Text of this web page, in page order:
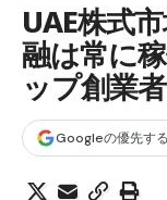
UAE株式
融は常に
ップ創業者
Googleの優先す